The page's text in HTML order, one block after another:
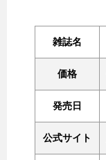
雑誌名
価格
発売日
公式サイト